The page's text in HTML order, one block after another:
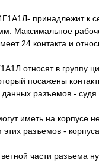
принадлежит к
Максимальное
24 контакта и
относят в группу
посажены
данных разъемов -
иметь на корпусе
разъемов -
части разъема